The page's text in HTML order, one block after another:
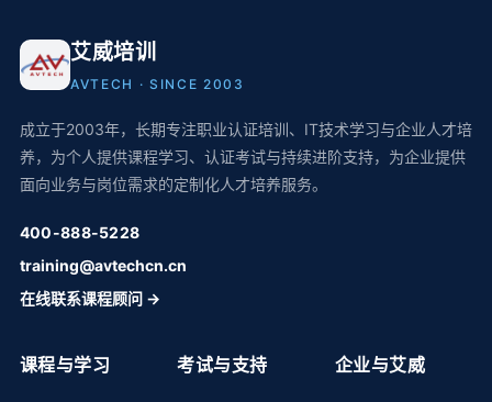
艾威培训
AVTECH · SINCE 2003
成立于2003年，长期专注职业认证培训、IT技术学习与企业人才培
养，为个人提供课程学习、认证考试与持续进阶支持，为企业提供
面向业务与岗位需求的定制化人才培养服务。
400-888-5228
training@avtechcn.cn
在线联系课程顾问 →
课程与学习 考试与支持 企业与艾威